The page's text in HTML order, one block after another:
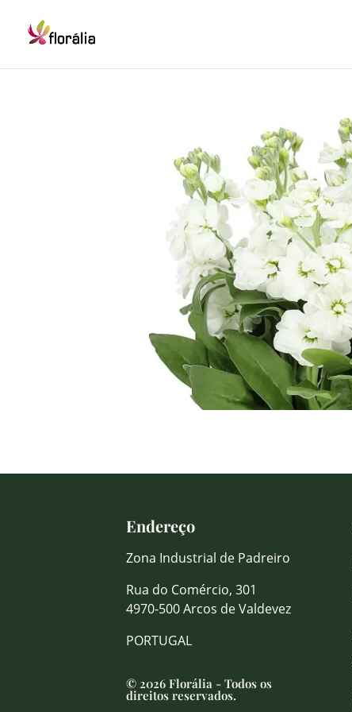
Endereço
Zona Industrial de Padreiro
Rua do Comércio, 301
4970-500 Arcos de Valdevez
PORTUGAL
© 2026 Florália - Todos os
direitos reservados.